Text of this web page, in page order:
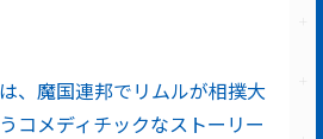
、魔国連邦でリムルが相撲大
コメディチックなストーリー